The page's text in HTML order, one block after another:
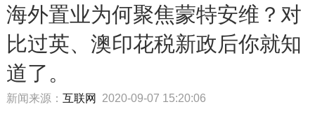
海外置业为何聚焦蒙特安维？对
比过英、澳印花税新政后你就知
道了。
新闻来源： 互联网 2020-09-07 15:20:06